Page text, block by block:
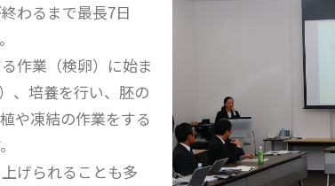
わるまで最長7日
作業（検卵）に始ま
、培養を行い、胚の
や凍結の作業をする
げられることも多